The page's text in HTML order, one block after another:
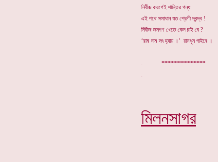
নির্বীজ করণেই শান্তির গন্ধ
এই পথে সমাধান যত শ্রেণী দ্বন্দ্ব !
নির্বীজ জনগণ খেতে কেন চাই বে ?
‘রাম নাম সৎ হ্যায় ।’ রামধুন গাইবে ।
. ***************
মিলনসাগর